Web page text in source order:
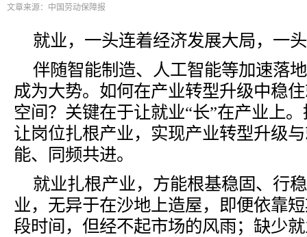
文章来源：中国劳动保障报
就业，一头连着经济发展大局，一
伴随智能制造、人工智能等加速落
成为大势。如何在产业转型升级中稳
空间？关键在于让就业“长”在产业上
让岗位扎根产业，实现产业转型升级
能、同频共进。
就业扎根产业，方能根基稳固、行
业，无异于在沙地上造屋，即便依靠
段时间，但经不起市场的风雨；缺少